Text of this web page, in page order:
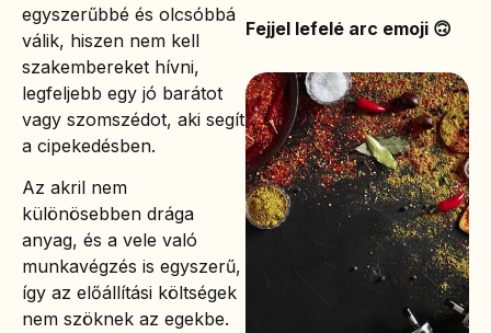
egyszerűbbé és olcsóbbá
válik, hiszen nem kell
szakembereket hívni,
legfeljebb egy jó barátot
vagy szomszédot, aki segít
a cipekedésben.
Az akril nem
különösebben drága
anyag, és a vele való
munkavégzés is egyszerű,
így az előállítási költségek
nem szöknek az egekbe.
Fejjel lefelé arc emoji 🙃